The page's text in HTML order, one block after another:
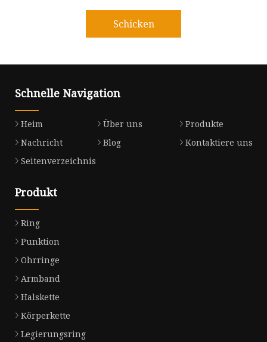
Schicken
Schnelle Navigation
Heim Über uns
Produkte
Nachricht
Blog
Kontaktiere uns
Seitenverzeichnis
Produkt
Ring
Punktion
Ohrringe
Armband
Halskette
Körperkette
Legierungsring